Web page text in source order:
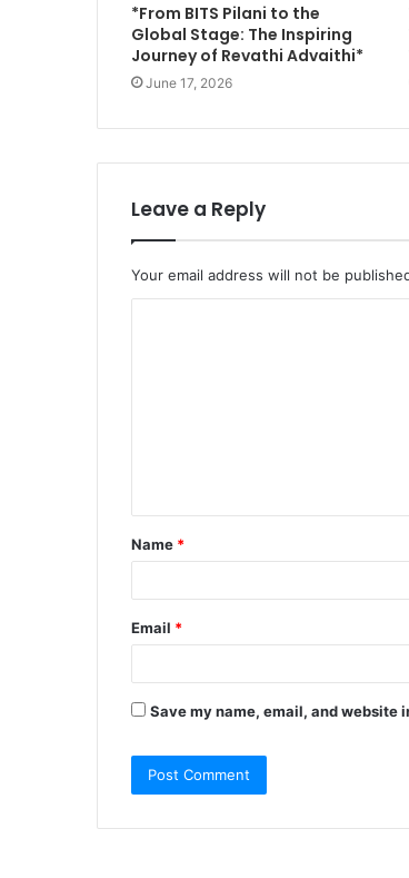
*From BITS Pilani to the
Global Stage: The Inspiring
Journey of Revathi Advaithi*
June 17, 2026
Leave a Reply
Your email address will not be
Name *
Email *
Save my name, email, and website